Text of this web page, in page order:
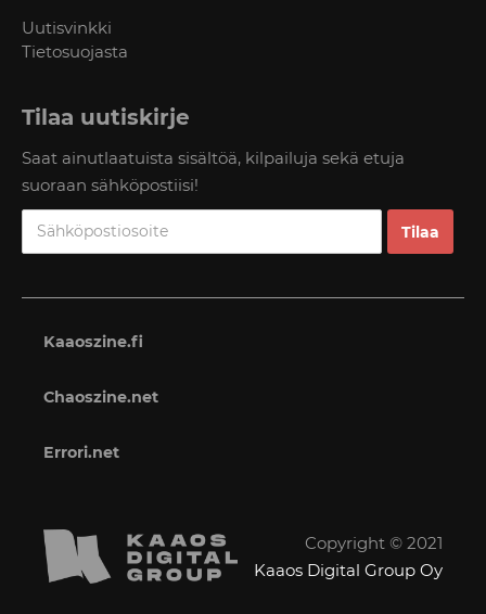
Uutisvinkki
Tietosuojasta
Tilaa uutiskirje
Saat ainutlaatuista sisältöä, kilpailuja sekä etuja
suoraan sähköpostiisi!
Kaaoszine.fi
Chaoszine.net
Errori.net
Copyright © 2021
Kaaos Digital Group Oy